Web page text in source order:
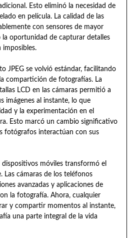
Esto eliminó la necesidad de
en película. La calidad de las
con sensores de mayor
la oportunidad de capturar detalles
imposibles.
JPEG se volvió estándar, facilitando
compartición de fotografías. La
LCD en las cámaras permitió a
imágenes al instante, lo que
y la experimentación en el
Esto marcó un cambio significativo
fotógrafos interactúan con sus
dispositivos móviles transformó el
Las cámaras de los teléfonos
avanzadas y aplicaciones de
la fotografía. Ahora, cualquier
y compartir momentos al instante,
una parte integral de la vida